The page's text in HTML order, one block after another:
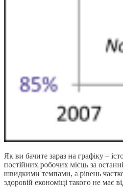
Як ви бачите зараз на графіку –
постійних робочих місць за
швидкими темпами, а рівень
здоровій економіці такого не має